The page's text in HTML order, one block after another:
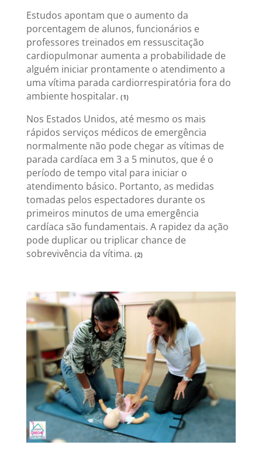
Estudos apontam que o aumento da
porcentagem de alunos, funcionários e
professores treinados em ressuscitação
cardiopulmonar aumenta a probabilidade de
alguém iniciar prontamente o atendimento a
uma vítima parada cardiorrespiratória fora do
ambiente hospitalar. (1)
Nos Estados Unidos, até mesmo os mais
rápidos serviços médicos de emergência
normalmente não pode chegar as vítimas de
parada cardíaca em 3 a 5 minutos, que é o
período de tempo vital para iniciar o
atendimento básico. Portanto, as medidas
tomadas pelos espectadores durante os
primeiros minutos de uma emergência
cardíaca são fundamentais. A rapidez da ação
pode duplicar ou triplicar chance de
sobrevivência da vítima. (2)